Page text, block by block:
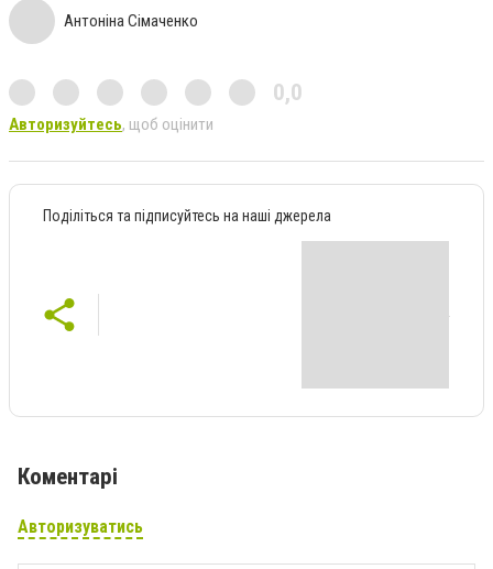
Антоніна Сімаченко
0,0
Авторизуйтесь, щоб оцінити
Поділіться та підписуйтесь на наші джерела
Коментарі
Авторизуватись